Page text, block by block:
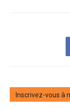
Inscrivez-vous à